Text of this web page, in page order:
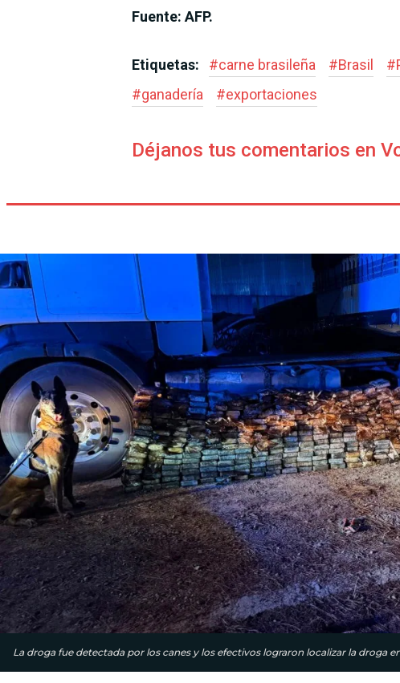
Fuente: AFP.
Etiquetas: #carne brasileña #Brasil #
#ganadería #exportaciones
Déjanos tus comentarios en
La droga fue detectada por los canes y los efectivos lograron localizar la droga